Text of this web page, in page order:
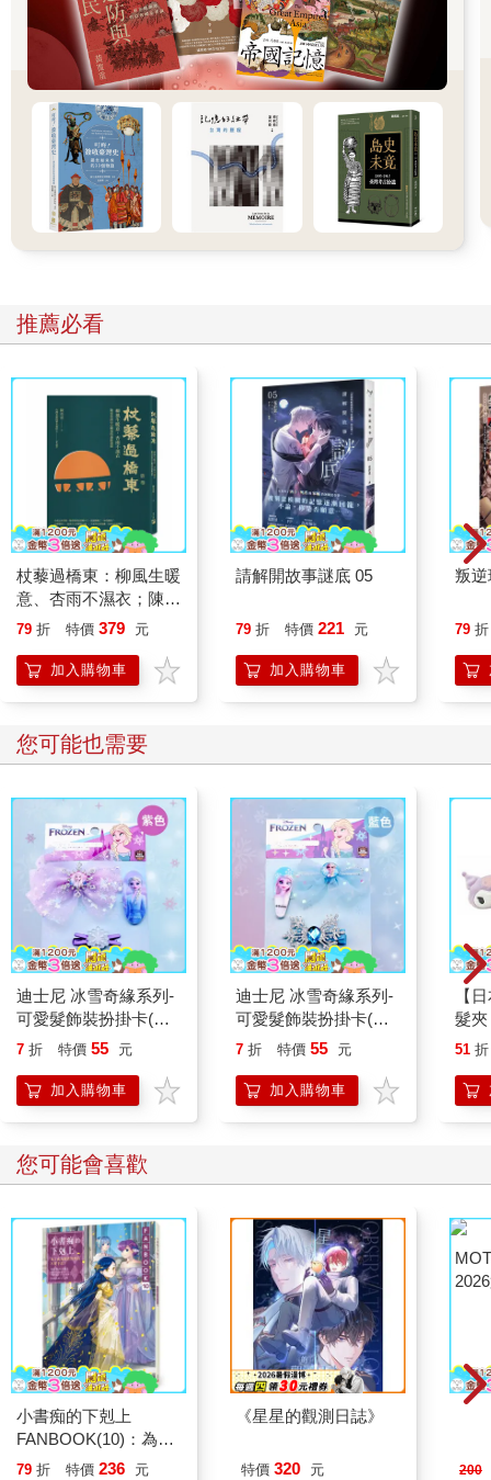
本書即為這最初的震驚和失落感中衍生而出，累積二十年的搜尋
結果。我登高一呼徵求詩歌、長短篇小說和劇本，並聯絡作家與
學者尋求推薦和指引，結果發現一些重要作家確實曾寫過這個題
材，但它們若不是很難覓得，就是未曾出版，或是被埋沒在廣大
的文學之海中。這個計畫有時候真令人氣餒，就在我瀕臨放棄的
時候，一場令人受創的總統選舉以及令人憤怒的最高法院任命
案，又重新燃起我將本書編完的鬥志。
隨著歲月累積，這本文選集日漸豐碩，包含了抒情詩與敘事詩、
劇本、短篇小說、推特文、回憶錄、極短篇、儀式紀錄、日記，
以及長篇小說的部分段落。這些文字能喚起讀者心中的悲傷、抗
拒、恐懼、羞愧、迫切、愛、敬畏、柔情、傷痛、懊悔、同情、
向，包括來自各種背景的美國作家，也能聽見來自保加利亞、中
國、英國、芬蘭、印度、伊朗、愛爾蘭、肯亞、北愛爾蘭、巴基
斯坦、羅馬尼亞、沙烏地阿拉伯、蘇格蘭、南非、蘇丹和敘利亞
的聲音，分享階級、父權、種族、財富、貧窮和宗教傳統，如何
影響我們對人工流產的看法以及相關經驗。
本書包含許多走在時代尖端、勇於發聲的指標性文章，例如
Blandiana的〈孩子的聖戰〉；Brooks的〈母親〉；Clifton的〈失
去的嬰兒之詩〉；Lamb的《你最近有為我做過什麼嗎？》；
Piercy的〈生的權利〉；Saleh的〈一百萬個女人都是你的母
親〉；以及Wollstonecraft的《瑪麗亞：又名，女人之過》。有些
作品是感動人心的第一人稱敘事，寫作者由當代的巴基斯坦高中
生到Audre Lorde和Gloria Steinem等女性主義傳奇人物都蒐羅在
Margaret Atwood、Ruth Prawer Jhabvala、Ursula Le Guin、
Gloria Naylor、Joyce Carol Oates、Anne Sexton、Ntozake
Shange、Leslie Marmon Silko、Edith Södergran、譚恩美、莫
本書中充滿力量的文學作品描繪出我們共同的勇氣，一方面艱困
地爭取生育自由，一方面申明身體自主權對人類自由與健全是多
生孩子，要我們進行人工流產，或是讓我們必須在羞愧、沉默和
孤立中做出生育方面的抉擇，會對我們造成多麼可怕的情緒和生
理折磨。這些是我們應該從現在開始好好體會的文字。
本書的架構
本書分為五個部分：「心智」、「身體」、「情感」、「意
志」、「靈魂」。「心智」聚焦於大家是如何做出往往很煎熬的
終止妊娠決定，以及在一些不能公開談論人工流產的時代和文化
中，我們如何獨自承擔這個決定的重量，忍受沉默不語的壓抑
感。從Debra Bruce的故事中一個年輕女人被抗議者糾纏到放棄原
本的決定，到Gloria Naylor於《布魯斯特街的女人們》中描繪的
貧窮和家庭衝突，再到Lindy West描寫當代做決定時的泰然，這
部分生動地證明了人工流產這回事，最終決定權只應該屬於子宮
裡裝著胚胎的那個人，因為不論他人如何影響，要永遠伴隨這個
Caitlin McDonnell所寫的：「無論做決定的過程多麼地痛苦，充滿
「身體」主要探討人工流產的生理經驗，這種經驗儘管有其普世
性，卻又因時代與文化而呈現巨大差異，就從十六世紀英文敘事
歌謠〈譚林〉中，女主角「在歡欣的翠林中」尋找能墮胎的草藥
說起。從林玉玲描寫1970年代在「長長的一排又一排死寂的」行
軍床上進行的毫無人味的人工流產，到Ruth Prawer Jhabvala敘述
印度的產婆用按摩提供平靜的人工流產，這些文字不只呈現出人
工流產的真實情況，也告訴我們它是很有彈性的；人工流產有如
此多種版本，我們大可以重新想像它的傳統，來配合我們的需
求。
「情感」聚焦在人工流產刻骨銘心的情緒層面，開篇即是
Gwendolyn Brooks震懾人心的詩作〈母親〉，其中有一個令人難
推薦必看
杖藜過橋東：柳風生暖
意、杏雨不濕衣；陳亮
恭談以心轉境的適齡漫
79 折 特價 379 元
加入購物車
請解開故事謎底 05
79 折 特價 221 元
加入購物車
叛逆
79 折
您可能也需要
迪士尼 冰雪奇緣系列-
可愛髮飾裝扮掛卡(紫
色)
7 折 特價 55 元
加入購物車
迪士尼 冰雪奇緣系列-
可愛髮飾裝扮掛卡(藍
色)
7 折 特價 55 元
加入購物車
【
髮
夾
51 折
您可能會喜歡
小書痴的下剋上
FANBOOK(10)：為了
成為圖書管理員不擇手
79 折 特價 236 元
《星星的觀測日誌》
特價 320 元 200